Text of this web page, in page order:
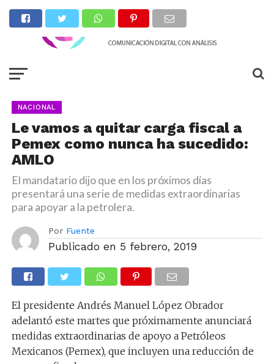
NACIONAL
Le vamos a quitar carga fiscal a
Pemex como nunca ha sucedido:
AMLO
El mandatario dijo que en los próximos días
presentará una serie de medidas extraordinarias
para apoyar a la petrolera.
Por Fuente
Publicado en 5 febrero, 2019
El presidente Andrés Manuel López Obrador
adelantó este martes que próximamente anunciará
medidas extraordinarias de apoyo a Petróleos
Mexicanos (Pemex), que incluyen una reducción de